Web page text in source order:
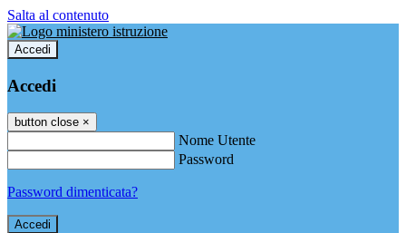
Salta al contenuto
Accedi
Accedi
button close ×
Nome Utente
Password
Password dimenticata?